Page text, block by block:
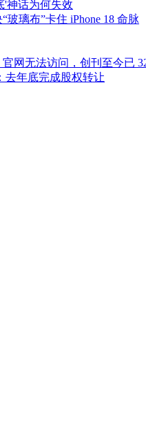
'神话为何失效
璃布”卡住 iPhone 18 命脉
网无法访问，创刊至今已
去年底完成股权转让